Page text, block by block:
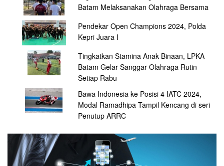
Batam Melaksanakan Olahraga Bersama
Pendekar Open Champions 2024, Polda
Kepri Juara I
Tingkatkan Stamina Anak Binaan, LPKA
Batam Gelar Sanggar Olahraga Rutin
Setiap Rabu
Bawa Indonesia ke Posisi 4 IATC 2024,
Modal Ramadhipa Tampil Kencang di seri
Penutup ARRC